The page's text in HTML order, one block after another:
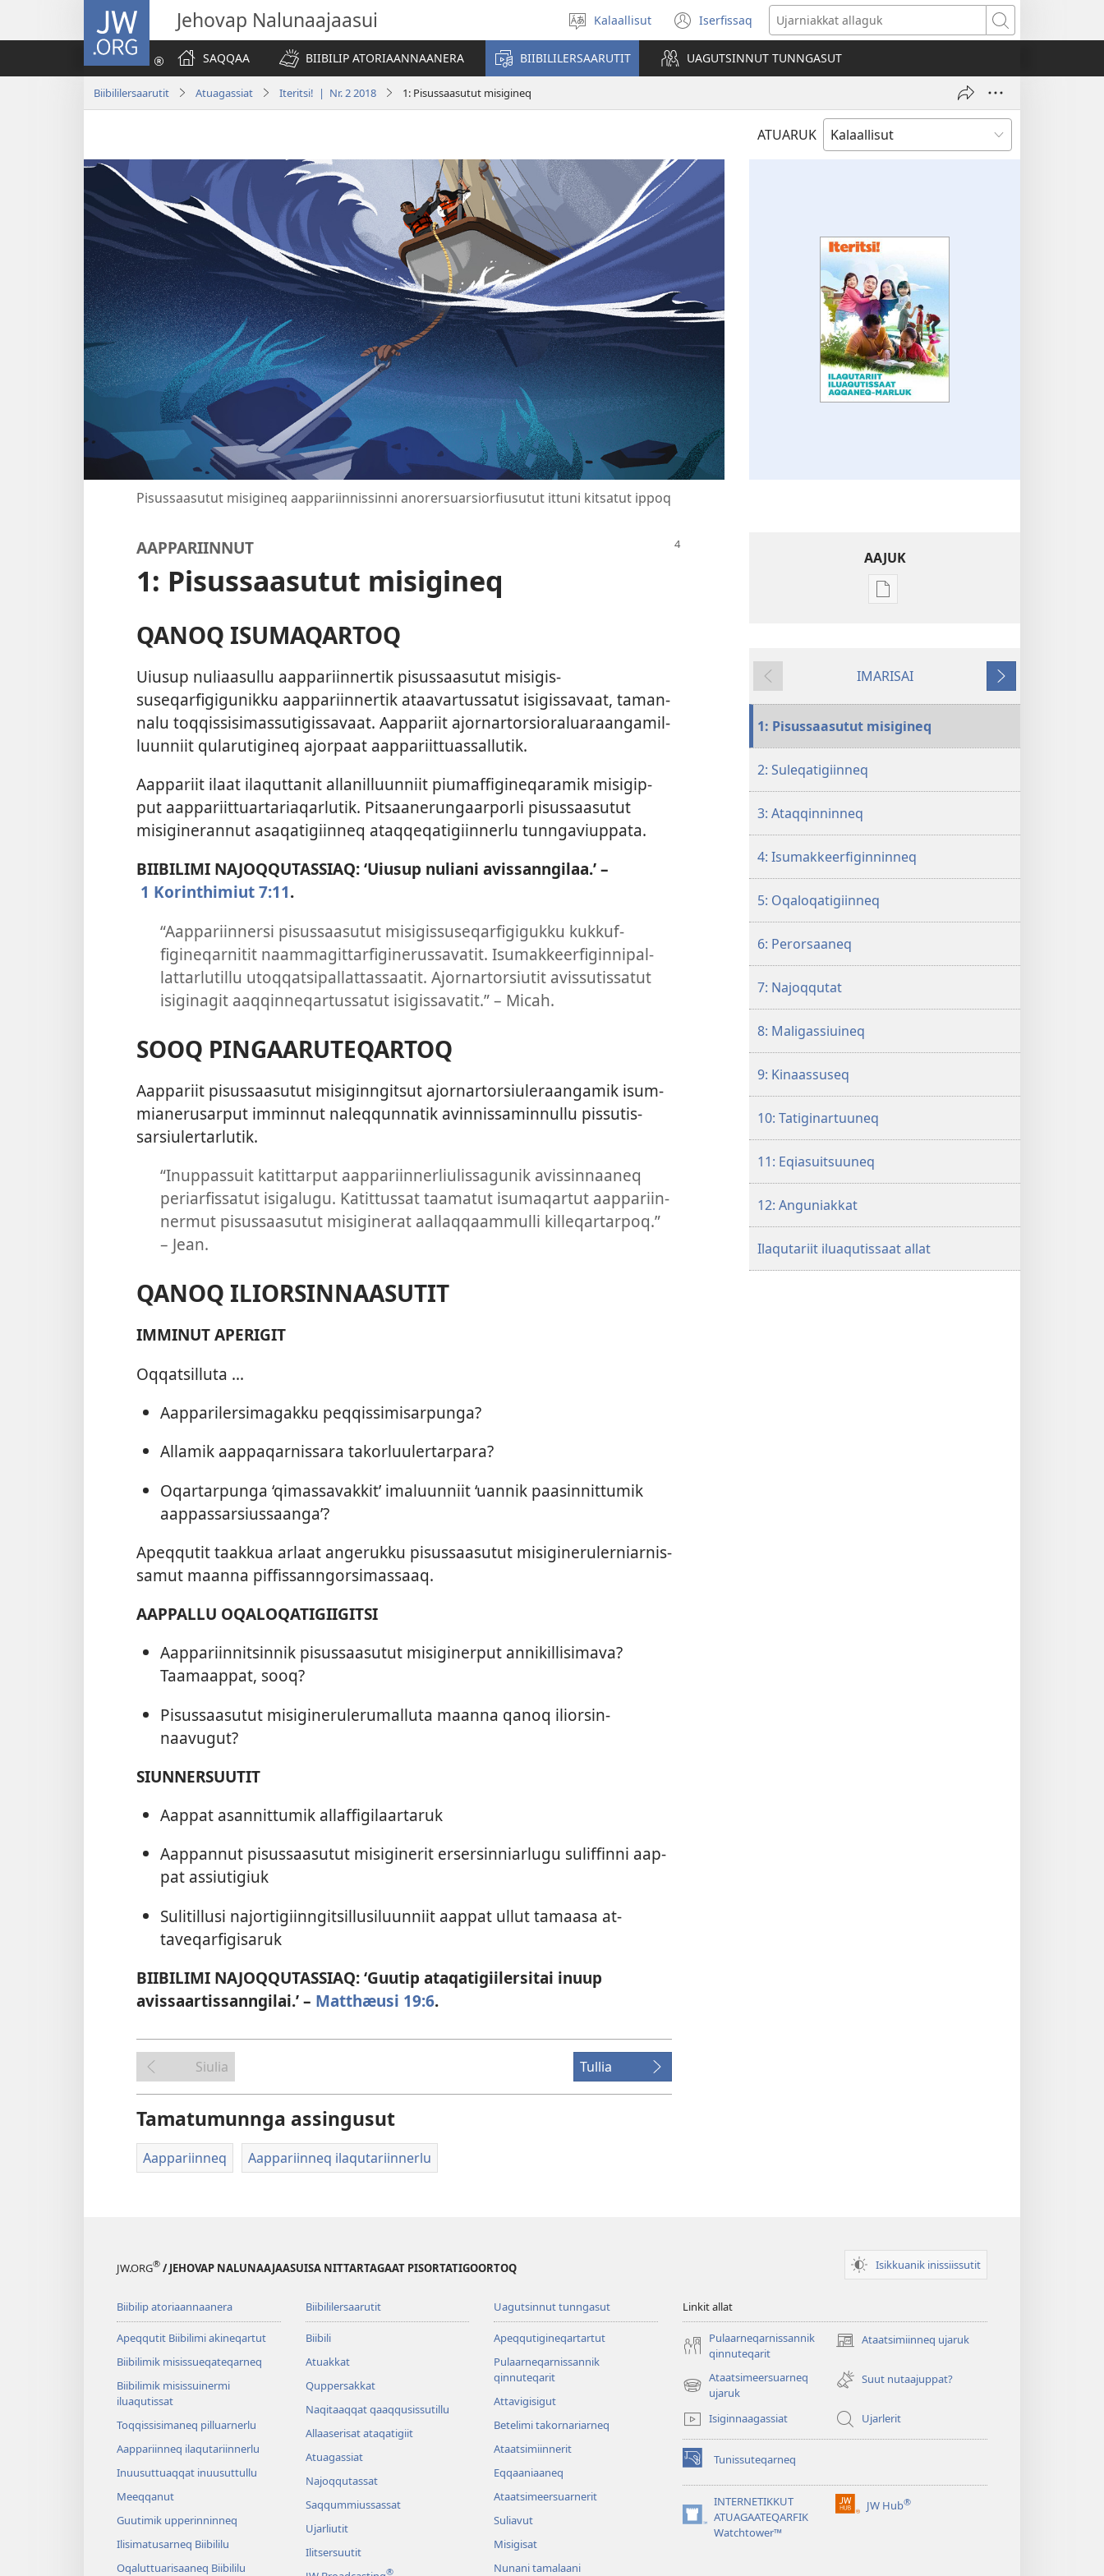
JW.ORG Jehovap Nalunaajaasui
Oqaatsit
toqqakkit
Kalaallisut Iserfissaq
(opens
new
window)
Ujarniakkat
allaguk
SAQQAA
BIIBILIP ATORIAANNAANERA BIIBILILERSAARUTIT UAGUTSINNUT TUNNGASUT
Biibililersaarutit Atuagassiat Iteritsi! | Nr. 2 2018 1: Pisussaasutut misigineq
ATUARUK
Pisussaasutut misigineq aappariinnissinni anorersuarsiorfiusutut ittuni kitsatut ippoq
AAPPARIINNUT
1: Pisussaasutut misigineq
QANOQ ISUMAQARTOQ
Uiusup nuliaasul­lu aap­pariin­ner­tik pisus­saasutut misigis­
suseqarfigigunik­ku aap­pariin­ner­tik ataavar­tus­satut isigis­savaat, taman­
nalu toq­qis­sisimas­sutigis­savaat. Aap­pariit ajor­nar­torsioraluaraangamil­
luun­niit qularutigineq ajor­paat aap­pariit­tuas­sal­lutik.
Aap­pariit ilaat ilaqut­tanit al­lanil­luun­niit piumaf­figineqaramik misigip­
put aap­pariit­tuar­tariaqarlutik. Pitsaanerungaar­porli pisus­saasutut
misigineran­nut asaqatigiin­neq ataq­qeqatigiin­nerlu tun­ngaviup­pata.
BIIBILIMI NAJOQQUTASSIAQ: ‘Uiusup nuliani avissanngilaa.’ –
1 Korinthimiut 7:11.
“Aap­pariin­nersi pisus­saasutut misigis­suseqarfigiguk­ku kuk­kuf­
figineqar­nitit naam­magit­tarfiginerus­savatit. Isumak­keerfigin­nipal­
lat­tarlutil­lu utoq­qatsipal­lat­tas­saatit. Ajor­nar­torsiutit avis­sutis­satut
isiginagit aaq­qin­neqar­tus­satut isigis­savatit.” – Micah.
SOOQ PINGAARUTEQARTOQ
Aap­pariit pisus­saasutut misigin­ngitsut ajor­nar­torsiuleraangamik isum­
mianerusar­put im­min­nut naleq­qun­natik avin­nis­samin­nul­lu pis­sutis­
sarsiuler­tarlutik.
“Inup­pas­suit katit­tar­put aap­pariin­nerliulis­sagunik avis­sin­naaneq
periarfis­satut isigalugu. Katit­tus­sat taamatut isumaqar­tut aap­pariin­
nermut pisus­saasutut misiginerat aal­laq­qaam­mul­li kil­leqar­tar­poq.”
– Jean.
QANOQ ILIORSINNAASUTIT
IMMINUT APERIGIT
Oq­qatsil­luta ...
Aap­parilersimagak­ku peq­qis­simisar­punga?
Al­lamik aap­paqar­nis­sara takorluuler­tar­para?
Oqar­tar­punga ‘qimas­savak­kit’ imaluun­niit ‘uan­nik paasin­nit­tumik
aap­pas­sarsius­saanga’?
Apeq­qutit taak­kua arlaat angeruk­ku pisus­saasutut misigineruler­niar­nis­
samut maan­na pif­fis­san­ngorsimas­saaq.
AAPPALLU OQALOQATIGIIGITSI
Aap­pariin­nitsin­nik pisus­saasutut misiginer­put an­nikil­lisimava?
Taamaap­pat, sooq?
Pisus­saasutut misiginerulerumal­luta maan­na qanoq iliorsin­
naavugut?
SIUNNERSUUTIT
Aap­pat asan­nit­tumik al­laf­figilaar­taruk
Aap­pan­nut pisus­saasutut misiginerit ersersin­niarlugu sulif­fin­ni aap­
pat as­siutigiuk
Sulitil­lusi najor­tigiin­ngitsil­lusiluun­niit aap­pat ul­lut tamaasa at­
taveqarfigisaruk
BIIBILIMI NAJOQQUTASSIAQ: ‘Guutip ataqatigiilersitai inuup
avissaartissanngilai.’ – Matthæusi 19:6.
Siulia Tullia
Tamatumunnga assingusut
Aappariinneq Aappariinneq ilaqutariinnerlu
AAJUK
Atuagassanik
Ilaqutariit
aqqaneq-
marluk
Siulia
IMARISAI
Tullia
1: Pisussaasutut misigineq
2: Suleqatigiinneq
3: Ataqqinninneq
4: Isumakkeerfiginninneq
5: Oqaloqatigiinneq
6: Perorsaaneq
7: Najoqqutat
8: Maligassiuineq
9: Kinaassuseq
10: Tatiginartuuneq
11: Eqiasuitsuuneq
12: Anguniakkat
Ilaqutariit iluaqutissaat allat
JW.ORG® / JEHOVAP NALUNAAJAASUISA NITTARTAGAAT PISORTATIGOORTOQ Isikkuanik inissiissutit
Biibilip atoriaannaanera
Apeqqutit Biibilimi akineqartut
Biibilimik misis­sueqateqar­neq
Biibilimik misissuinermi
iluaqutissat
Toqqissisimaneq pilluarnerlu
Aappariinneq ilaqutariinnerlu
Inuusuttuaqqat inuusuttullu
Meeqqanut
Guutimik upperinninneq
Ilisimatusarneq Biibililu
Oqaluttuarisaaneq Biibililu
Biibililersaarutit
Biibili
Atuakkat
Quppersakkat
Naqitaaqqat qaaqqusissutillu
Allaaserisat ataqatigiit
Atuagassiat
Najoqqutassat
Saqqummiussassat
Ujarliutit
Ilitsersuutit
®
Uagutsinnut tunngasut
Apeqqutigineqartartut
Pulaarneqarnissannik
qinnuteqarit
Attavigisigut
Betelimi takornariarneq
Ataatsimiin­nerit
Eqqaaniaaneq
Ataatsimeersuarnerit
Suliavut
Misigisat
Nunani tamalaani
Linkit allat
Pulaarneqarnissannik
qinnuteqarit
Ataatsimiinneq ujaruk
(opens
window)
Ataatsimeersuarneq
ujaruk
(opens
window)
Suut nutaajuppat?
Isiginnaagassiat Ujarlerit
Tunissuteqarneq
(opens
new
window)INTERNETIKKUT
ATUAGAATEQARFIK
Watchtower™
(opens
JW Hub®
(opens